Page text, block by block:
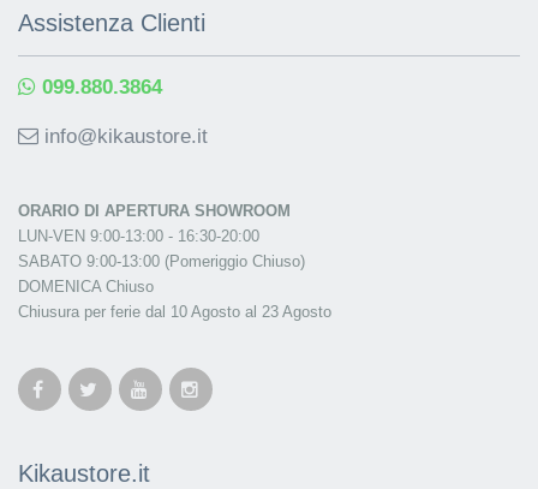
Assistenza Clienti
099.880.3864
info@kikaustore.it
ORARIO DI APERTURA SHOWROOM
LUN-VEN 9:00-13:00 - 16:30-20:00
SABATO 9:00-13:00 (Pomeriggio Chiuso)
DOMENICA Chiuso
Chiusura per ferie dal 10 Agosto al 23 Agosto
Kikaustore.it